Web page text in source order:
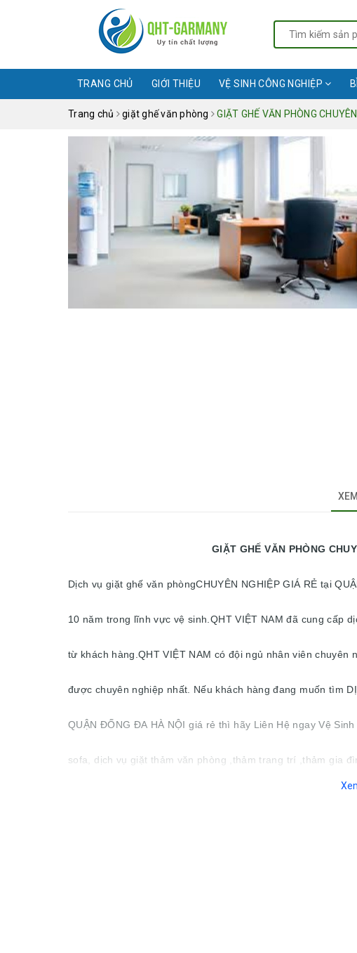
TRANG CHỦ GIỚI THIỆU VỆ SINH CÔNG NGHIỆP
Trang chủ giặt ghế văn phòng GIẶT GHẾ VĂN PHÒNG
GIẶT GHẾ VĂN PHÒNG CHUYÊN
Dịch vụ giặt ghế văn phòngCHUYÊN NGHIỆP GIÁ RẺ tại
10 năm trong lĩnh vực vệ sinh.QHT VIỆT NAM đã cung cấp
từ khách hàng.QHT VIỆT NAM có đội ngủ nhân viên
được chuyên nghiệp nhất. Nếu khách hàng đang muốn tìm
QUẬN ĐỐNG ĐA HÀ NỘI giá rẻ thì hãy Liên Hệ ngay Vệ
sofa, dịch vụ giặt thảm văn phòng ,thảm trang trí ,thảm gia